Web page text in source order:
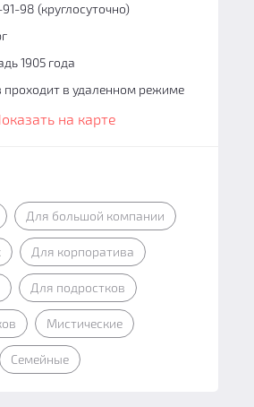
98 (круглосуточно)
1905 года
проходит в удаленном режиме
на карте
Для большой компании
Для корпоратива
Для подростков
Мистические
Семейные